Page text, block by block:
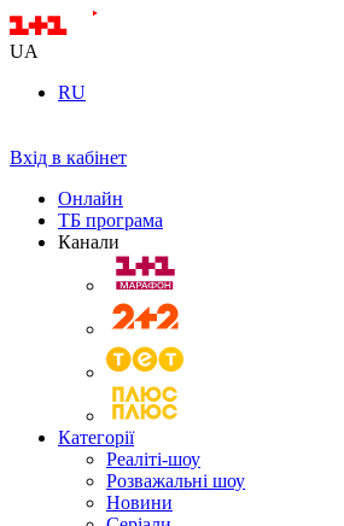
UA
RU
Вхід в кабінет
Онлайн
ТБ програма
Канали
Категорії
Реаліті-шоу
Розважальні шоу
Новини